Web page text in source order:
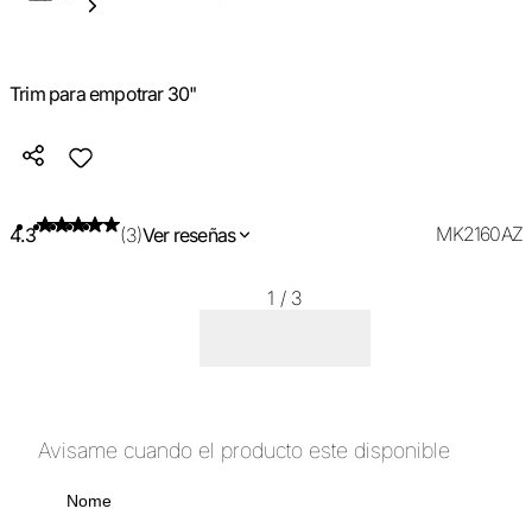
Trim para empotrar 30"
4.3 (3)Ver reseñas MK2160AZ
1 / 3
Avisame cuando el producto este disponible